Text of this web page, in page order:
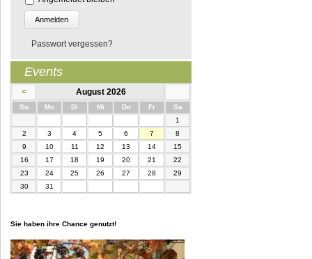
Passwort vergessen?
Events
< August 2026
SonntagMontag Di enstagMittwochDonnerstag
Freitag Samstag
1
2
3 4 5 6 7
8
9
10 11 12 13 14
15
16
17 18 19 20 21
22
23
24 25 26 27 28
29
30
31
Sie haben ihre Chance genutzt!